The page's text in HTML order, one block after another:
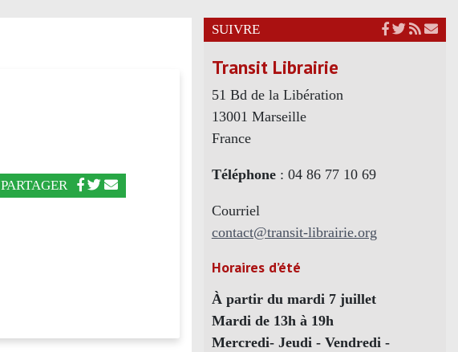
PARTAGER
SUIVRE
Transit Librairie
51 Bd de la Libération
13001 Marseille
France
Téléphone: 04 86 77 10 69
Courriel
contact@transit-librairie.org
Horaires d’été
À partir du mardi 7 juillet
Mardi de 13h à 19h
Mercredi- Jeudi - Vendredi -